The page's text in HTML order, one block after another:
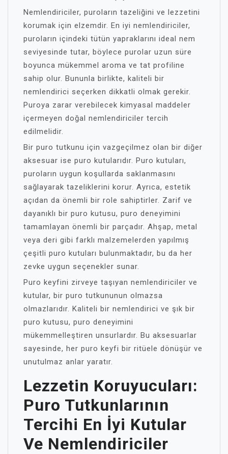
Nemlendiriciler, puroların tazeliğini ve lezzetini
korumak için elzemdir. En iyi nemlendiriciler,
puroların içindeki tütün yapraklarını ideal nem
seviyesinde tutar, böylece purolar uzun süre
boyunca mükemmel aroma ve tat profiline
sahip olur. Bununla birlikte, kaliteli bir
nemlendirici seçerken dikkatli olmak gerekir.
Puroya zarar verebilecek kimyasal maddeler
içermeyen doğal nemlendiriciler tercih
edilmelidir.
Bir puro tutkunu için vazgeçilmez olan bir diğer
aksesuar ise puro kutularıdır. Puro kutuları,
puroların uygun koşullarda saklanmasını
sağlayarak tazeliklerini korur. Ayrıca, estetik
açıdan da önemli bir role sahiptirler. Zarif ve
dayanıklı bir puro kutusu, puro deneyimini
tamamlayan önemli bir parçadır. Ahşap, metal
veya deri gibi farklı malzemelerden yapılmış
çeşitli puro kutuları bulunmaktadır, bu da her
zevke uygun seçenekler sunar.
Puro keyfini zirveye taşıyan nemlendiriciler ve
kutular, bir puro tutkununun olmazsa
olmazlarıdır. Kaliteli bir nemlendirici ve şık bir
puro kutusu, puro deneyimini
mükemmelleştiren unsurlardır. Bu aksesuarlar
sayesinde, her puro keyfi bir ritüele dönüşür ve
unutulmaz anlar yaratır.
Lezzetin Koruyucuları:
Puro Tutkunlarının
Tercihi En İyi Kutular
Ve Nemlendiriciler